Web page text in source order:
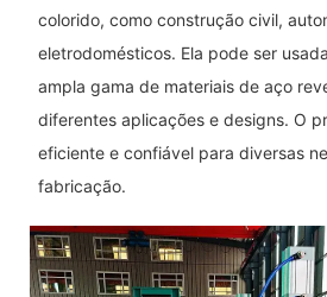
colorido, como construção civil,
eletrodomésticos. Ela pode ser
ampla gama de materiais de aço
diferentes aplicações e designs. O
eficiente e confiável para diversas
fabricação.